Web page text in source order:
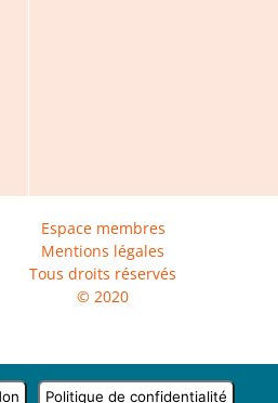
Espace membres
Mentions légales
Tous droits réservés
© 2020
Politique de confidentialité